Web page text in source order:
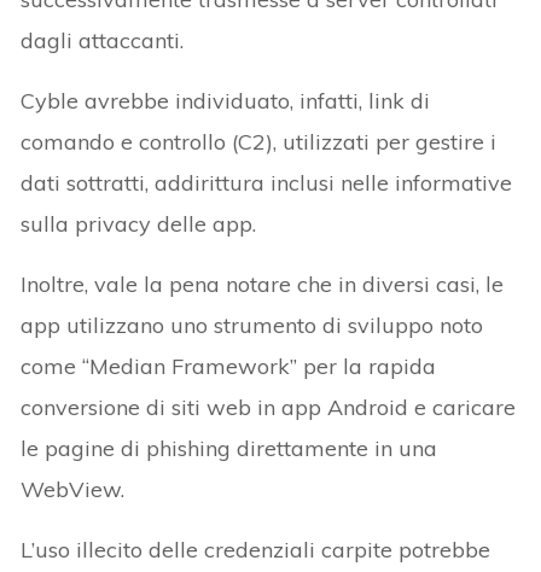
dagli attaccanti.
Cyble avrebbe individuato, infatti, link di
comando e controllo (C2), utilizzati per gestire i
dati sottratti, addirittura inclusi nelle informative
sulla privacy delle app.
Inoltre, vale la pena notare che in diversi casi, le
app utilizzano uno strumento di sviluppo noto
come “Median Framework” per la rapida
conversione di siti web in app Android e caricare
le pagine di phishing direttamente in una
WebView.
L’uso illecito delle credenziali carpite potrebbe